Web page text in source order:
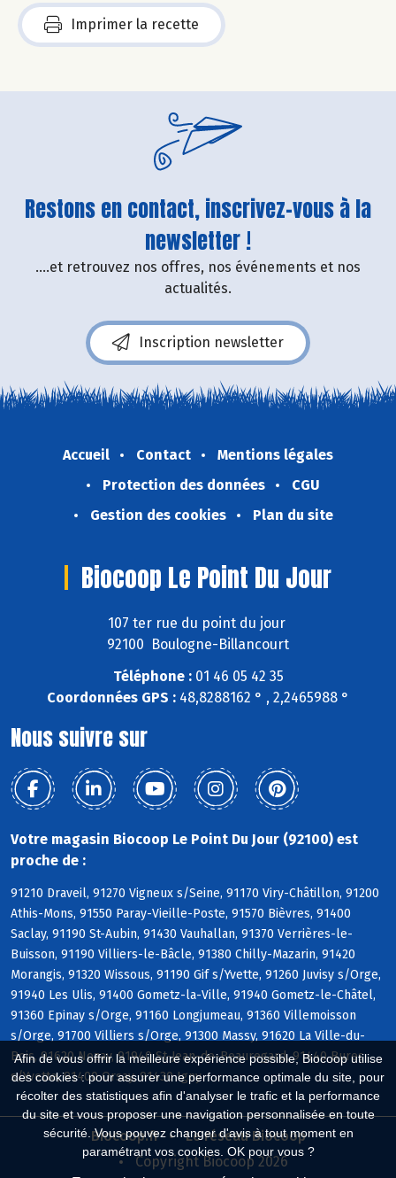
Afin de vous offrir la meilleure expérience possible, Biocoop utilise
des cookies : pour assurer une performance optimale du site, pour
récolter des statistiques afin d'analyser le trafic et la performance
du site et vous proposer une navigation personnalisée en toute
sécurité. Vous pouvez changer d'avis à tout moment en
paramétrant vos cookies. OK pour vous ?
Imprimer la recette
Restons en contact, inscrivez-vous à la
newsletter !
....et retrouvez nos offres, nos événements et nos
actualités.
Inscription newsletter
Accueil Contact
Mentions légales
Protection des données
CGU
Gestion des cookies
Plan du site
Biocoop Le Point Du Jour
107 ter rue du point du jour
92100 Boulogne-Billancourt
Téléphone :01 46 05 42 35
Coordonnées GPS : 48,8288162 ° , 2,2465988 °
Nous suivre sur
Votre magasin Biocoop Le Point Du Jour (92100) est
proche de :
91210 Draveil, 91270 Vigneux s/Seine, 91170 Viry-Châtillon, 91200
Athis-Mons, 91550 Paray-Vieille-Poste, 91570 Bièvres, 91400
Saclay, 91190 St-Aubin, 91430 Vauhallan, 91370 Verrières-le-
Buisson, 91190 Villiers-le-Bâcle, 91380 Chilly-Mazarin, 91420
Morangis, 91320 Wissous, 91190 Gif s/Yvette, 91260 Juvisy s/Orge,
91940 Les Ulis, 91400 Gometz-la-Ville, 91940 Gometz-le-Châtel,
91360 Epinay s/Orge, 91160 Longjumeau, 91360 Villemoisson
s/Orge, 91700 Villiers s/Orge, 91300 Massy, 91620 La Ville-du-
Bois, 91620 Nozay, 91940 St-Jean-de-Beauregard, 91440 Bures
s/Yvette, 91400 Orsay, 91430 Igny
Biocoop.fr
Le réseau Biocoop
Copyright Biocoop 2026